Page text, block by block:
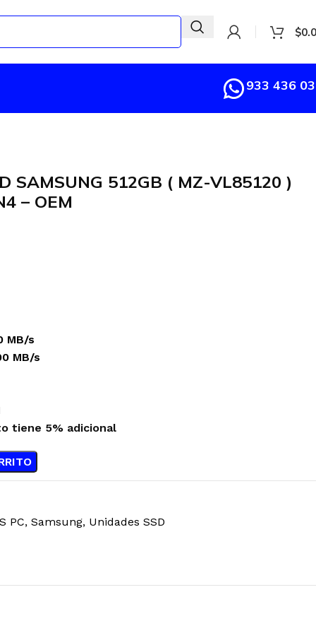
$
933 436
SAMSUNG 512GB ( MZ-VL85120 )
– OEM
MB/s
MB/s
tiene 5% adicional
PC, Samsung, Unidades SSD